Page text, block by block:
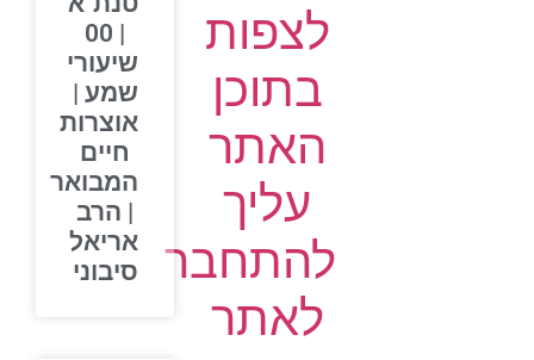
לצפות
בתוכן
האתר
עליך
להתחבר
לאתר
| 00
שיעורי
שמע |
אוצרות
חיים
המבואר
| הרב
אריאל
סיבוני